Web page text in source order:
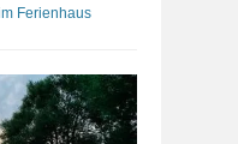
Ferienhaus